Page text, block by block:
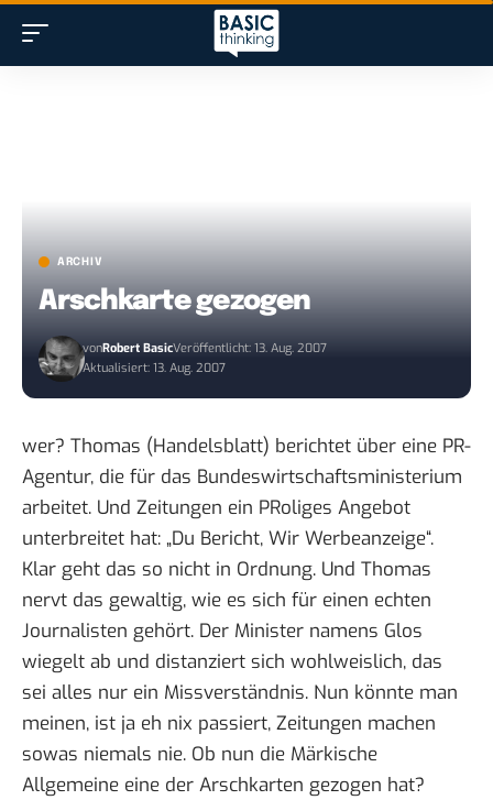
ARCHIV
Arschkarte gezogen
vonRobert BasicVeröffentlicht: 13. Aug. 2007
Aktualisiert: 13. Aug. 2007
wer? Thomas (Handelsblatt) berichtet über eine PR-
Agentur, die für das Bundeswirtschaftsministerium
arbeitet. Und Zeitungen ein PRoliges Angebot
unterbreitet hat: „Du Bericht, Wir Werbeanzeige“.
Klar geht das so nicht in Ordnung. Und Thomas
nervt das gewaltig, wie es sich für einen echten
Journalisten gehört. Der Minister namens Glos
wiegelt ab und distanziert sich wohlweislich, das
sei alles nur ein Missverständnis. Nun könnte man
meinen, ist ja eh nix passiert, Zeitungen machen
sowas niemals nie. Ob nun die Märkische
Allgemeine eine der Arschkarten gezogen hat?